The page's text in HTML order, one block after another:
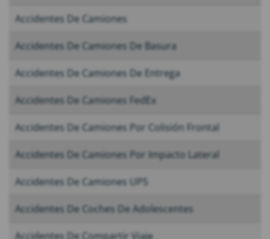
Accidentes De Camiones
Accidentes De Camiones De Basura
Accidentes De Camiones De Entrega
Accidentes De Camiones FedEx
Accidentes De Camiones Por Colisión Frontal
Accidentes De Camiones Por Impacto Lateral
Accidentes De Camiones UPS
Accidentes De Coches De Adolescentes
Accidentes De Compartir Viaje